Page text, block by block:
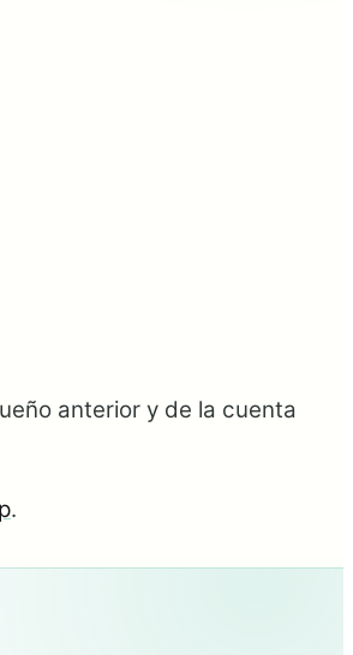
anterior y de la cuenta
.